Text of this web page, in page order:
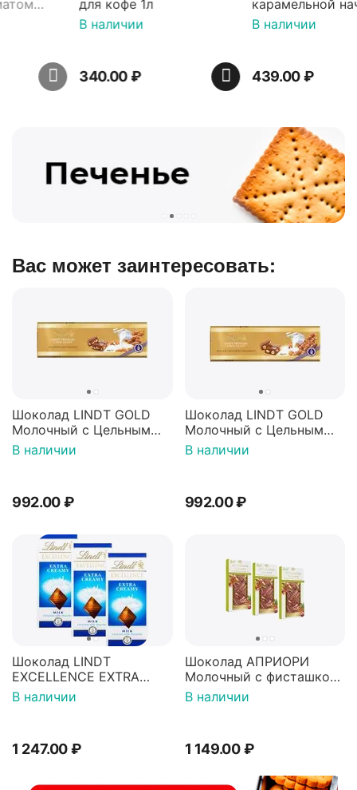
для кофе 1л
340.00 ₽
карамельной начинкой
16 шт по 36 г ТМ Яшкино
439.00 ₽
Вас может заинтересовать:
Шоколад LINDT GOLD
Молочный с Цельным
Миндалем 300г
(Франция)
В наличии
992.00₽
Шоколад LINDT GOLD
Молочный с Цельным
Фундуком 300г
(Франция)
В наличии
992.00₽
Шоколад LINDT
EXCELLENCE EXTRA
CREAMY молочный
сливочный (Франция)
В наличии
1 247.00₽
Шоколад АПРИОРИ
Молочный с фисташкой,
пеканом и брусникой
100г*3штуки
В наличии
1 149.00 ₽